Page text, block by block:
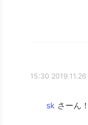
2019.11.26 15:30
さーん